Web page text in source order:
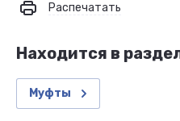
Распечатать
Находится в
Муфты